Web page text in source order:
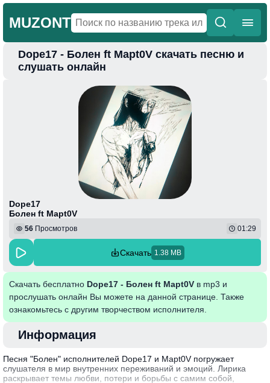
MUZONT
Главная
Dope17 - Болен ft Mapt0V скачать песню и
слушать онлайн
Dope17
Болен ft Mapt0V
56 Просмотров 01:29
Скачать 1.38 MB
Скачать бесплатно Dope17 - Болен ft Mapt0V в mp3 и
прослушать онлайн Вы можете на данной странице. Также
ознакомьтесь с другим творчеством исполнителя.
Информация
Песня "Болен" исполнителей Dope17 и Mapt0V погружает
слушателя в мир внутренних переживаний и эмоций. Лирика
раскрывает темы любви, потери и борьбы с самим собой,